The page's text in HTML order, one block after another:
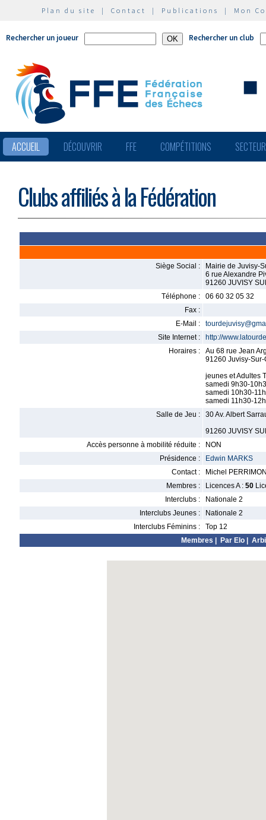
Plan du site | Contact | Publications | Mon
Rechercher un joueur Rechercher un club
ACCUEIL DÉCOUVRIR FFE COMPÉTITIONS
Clubs affiliés à la Fédération
Siège Social :
Mairie de Juvisy-
6 rue Alexandre
91260 JUVISY
Téléphone :
06 60 32 05 32
Fax :
E-Mail :
Site Internet :
http://
Horaires :
Au 68 rue Jean
91260 Juvisy-Sur-
jeunes et Adultes
samedi 9h30-
samedi 10h30-
samedi 11h30-
Salle de Jeu :
30 Av. Albert
91260 JUVISY
Accès personne à mobilité réduite :
NON
Présidence :
Edwin MARKS
Contact :
Michel
Membres :
Licences A : 50
Interclubs :
Nationale 2
Interclubs Jeunes :
Nationale 2
Interclubs Féminins :
Top 12
Membres
Par Elo